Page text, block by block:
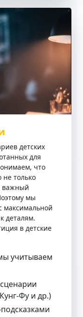
детских
для
что
только
важный
мы
максимальной
деталям.
в детские
учитываем
и др.)